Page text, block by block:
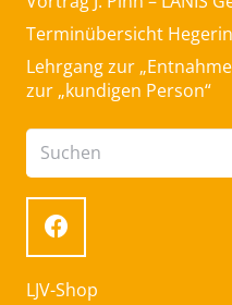
Terminübersicht
Lehrgang zur
zur „kundigen Person“
LJV-Shop